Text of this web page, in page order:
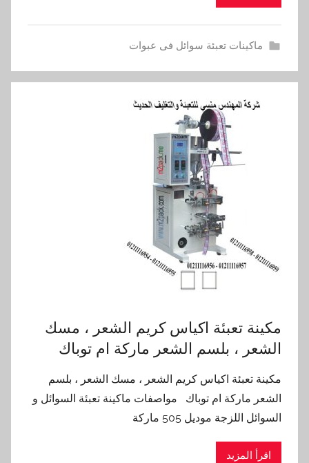
ماكينات تعبئة سوائل فى عبوات
مكينة تعبئة اكياس كريم الشعر ، مسك
الشعر ، بلسم الشعر ماركة ام توباك
مكينة تعبئة اكياس كريم الشعر ، مسك الشعر ، بلسم
الشعر ماركة ام توباك مواصفات ماكينة تعبئة السوائل و
السوائل اللزجة موديل 505 ماركة
اقرأ المزيد